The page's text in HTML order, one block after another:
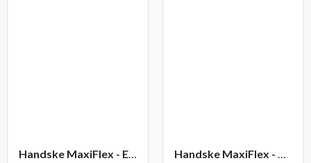
Handske MaxiFlex - Elite
Handske MaxiFlex - Cut